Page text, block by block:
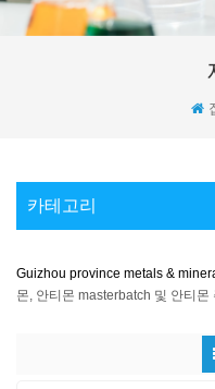
카테고리
Guizhou province metals &
몬, 안티몬 masterbatch 및 안티몬